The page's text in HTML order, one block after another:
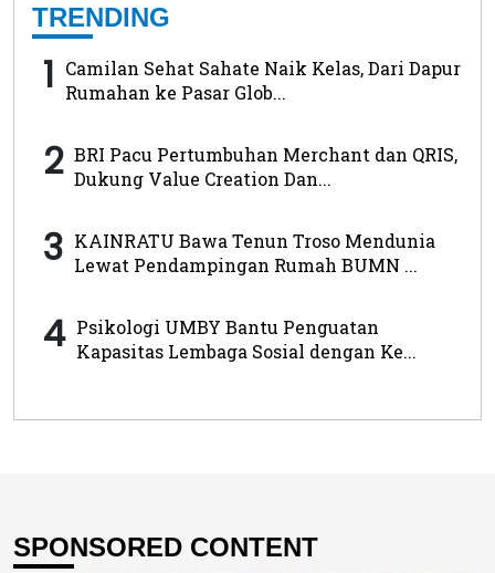
TRENDING
1 Camilan Sehat Sahate Naik Kelas, Dari Dapur
Rumahan ke Pasar Glob...
2 BRI Pacu Pertumbuhan Merchant dan QRIS,
Dukung Value Creation Dan...
3 KAINRATU Bawa Tenun Troso Mendunia
Lewat Pendampingan Rumah BUMN ...
4 Psikologi UMBY Bantu Penguatan
Kapasitas Lembaga Sosial dengan Ke...
SPONSORED CONTENT